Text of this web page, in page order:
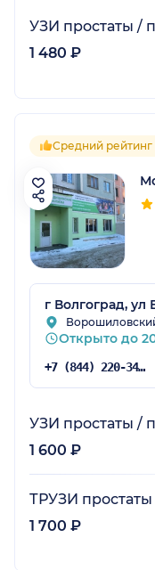
УЗИ простаты /
1 480 ₽
Средний рейтинг
г Волгоград, ул
Открыто до
+7 (844) 220-34-00
УЗИ простаты /
1 600 ₽
ТРУЗИ
1 700 ₽